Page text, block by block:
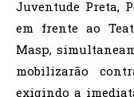
Juventude Preta,
em frente ao
Masp,
mobilizarão
exigindo a